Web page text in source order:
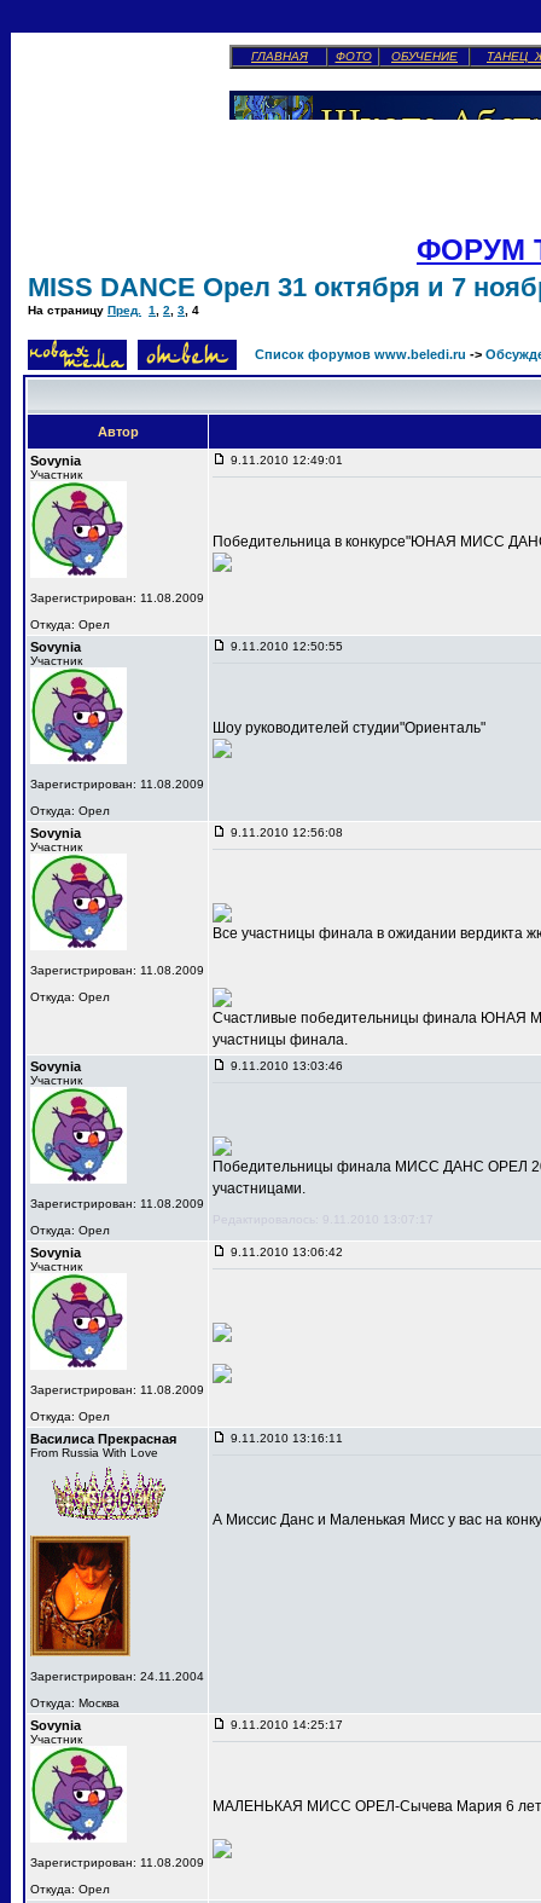
ГЛАВНАЯ ФОТО ОБУЧЕНИЕ ТАНЕЦ
ФОРУМ
MISS DANCE Орел 31 октября и 7
На страницу Пред. 1 2 3 4
Список форумов www.beledi.ru ->
Автор
Sovynia
Участник
Зарегистрирован: 11.08.2009
Откуда: Орел
9.11.2010 12:49:01
Победительница в конкурсе"ЮНАЯ МИСС
Sovynia
Участник
Зарегистрирован: 11.08.2009
Откуда: Орел
9.11.2010 12:50:55
Шоу руководителей студии"Ориенталь"
Sovynia
Участник
Зарегистрирован: 11.08.2009
Откуда: Орел
9.11.2010 12:56:08
Все участницы финала в ожидании вердикта
Счастливые победительницы финала ЮНАЯ
участницы финала.
Sovynia
Участник
Зарегистрирован: 11.08.2009
Откуда: Орел
9.11.2010 13:03:46
Победительницы финала МИСС ДАНС ОРЕЛ
участницами.
Редактировалось: 9.11.2010 13:07:17
Sovynia
Участник
Зарегистрирован: 11.08.2009
Откуда: Орел
9.11.2010 13:06:42
Василиса Прекрасная
From Russia With Love
Зарегистрирован: 24.11.2004
Откуда: Москва
9.11.2010 13:16:11
А Миссис Данс и Маленькая Мисс у вас на
Sovynia
Участник
Зарегистрирован: 11.08.2009
Откуда: Орел
9.11.2010 14:25:17
МАЛЕНЬКАЯ МИСС ОРЕЛ-Сычева Мария 6